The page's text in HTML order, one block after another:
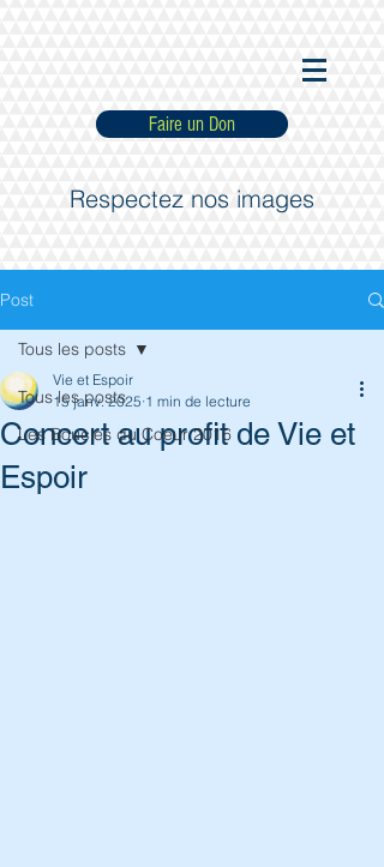
Faire un Don
Respectez nos images
Post
Tous les posts
Les Boucles du Coeur 2016
Tous les posts
Concert au profit de Vie et
Espoir
Vie et Espoir
15 janv. 2025 1 min de lecture